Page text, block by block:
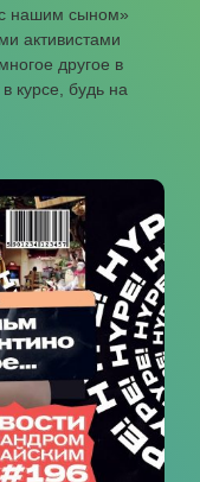
нашим сыном»
активистами
другое в
курсе, будь на